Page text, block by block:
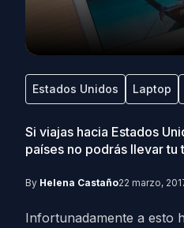
Estados Unidos Laptop
Si viajas hacia Estados
países no podrás llevar
By Helena Castaño22 marzo,
Infortunadamente a esto